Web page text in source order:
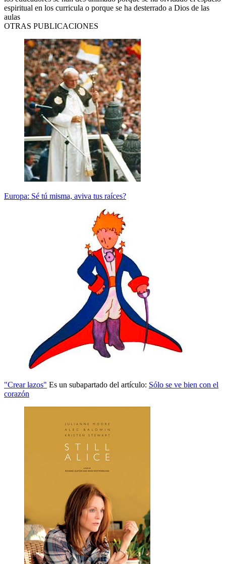
espiritual en los curricula o porque se ha desterrado a Dios de las
aulas
OTRAS PUBLICACIONES
Europa: Sé tú misma, aviva tus raíces?
"Crear lazos" Es un subapartado del artículo: Sólo se ve bien con el
corazón